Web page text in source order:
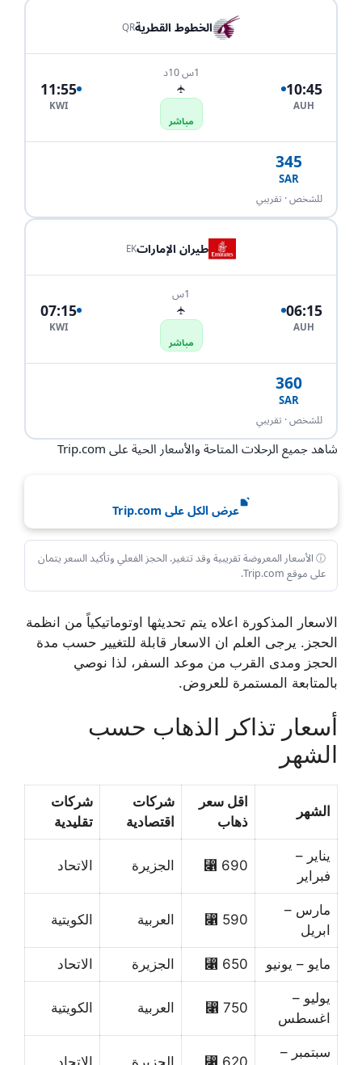
الخطوط القطريةQR
10:45
AUH
1س 10د
✈
مباشر
11:55
KWI
345
SAR
للشخص · تقريبي
طيران الإماراتEK
06:15
AUH
1س
✈
مباشر
07:15
KWI
360
SAR
للشخص · تقريبي
شاهد جميع الرحلات المتاحة والأسعار الحية على Trip.com
عرض الكل على Trip.com
ⓘ الأسعار المعروضة تقريبية وقد تتغير. الحجز الفعلي وتأكيد السعر يتمان
على موقع Trip.com.
الاسعار المذكورة اعلاه يتم تحديثها اوتوماتيكياً من انظمة
الحجز. يرجى العلم ان الاسعار قابلة للتغيير حسب مدة
الحجز ومدى القرب من موعد السفر، لذا نوصي
بالمتابعة المستمرة للعروض.
أسعار تذاكر الذهاب حسب
الشهر
الشهر
اقل سعر
ذهاب
شركات
اقتصادية
شركات
تقليدية
يناير –
فبراير
690 ⃁ الجزيرة الاتحاد
مارس –
ابريل
590 ⃁ العربية الكويتية
مايو – يونيو 650 ⃁ الجزيرة الاتحاد
يوليو –
اغسطس
750 ⃁ العربية الكويتية
سبتمبر –